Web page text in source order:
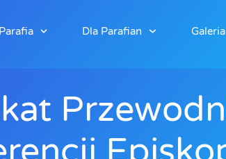
Parafia Dla Parafian Galeria